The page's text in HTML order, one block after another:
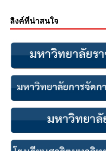
ลิงค์ที่น่าสนใจ